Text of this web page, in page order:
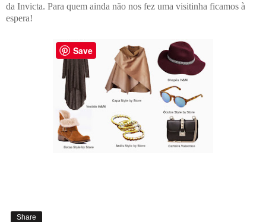
da Invicta. Para quem ainda não nos fez uma visitinha ficamos à
espera!
Share
Save